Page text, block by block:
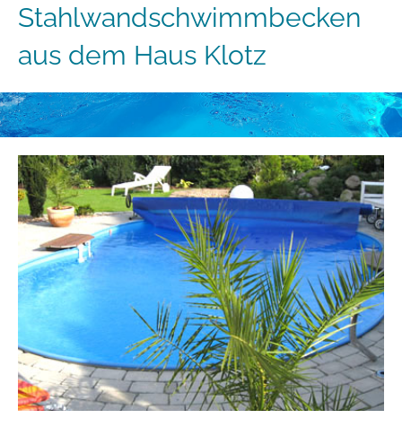
Stahlwand­schwimmbecken
aus dem Haus Klotz